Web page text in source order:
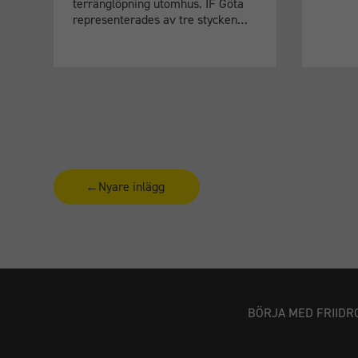
terränglöpning utomhus. IF Göta
representerades av tre stycken…
Sidnumrering för inlägg
←Nyare inlägg
BÖRJA MED